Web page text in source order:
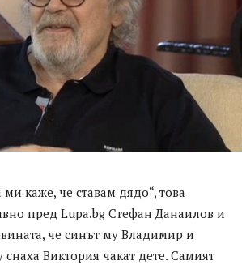
каже, че ставам дядо“, това
пред Lupa.bg Стефан Данаилов и
че синът му Владимир и
снаха Виктория чакат дете. Самият